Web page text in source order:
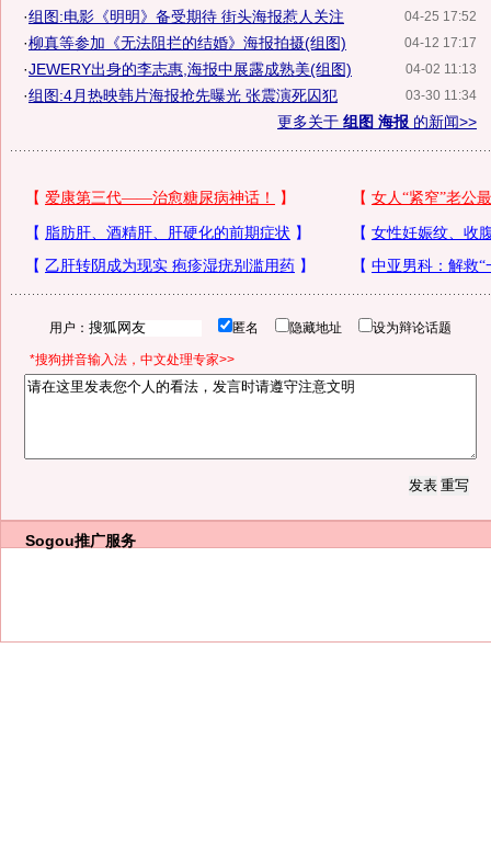
04-25 17:52
·组图:电影《明明》备受期待 街头海报惹人关注
04-12 17:17
·柳真等参加《无法阻拦的结婚》海报拍摄(组图)
04-02 11:13
·JEWERY出身的李志惠,海报中展露成熟美(组图)
03-30 11:34
·组图:4月热映韩片海报抢先曝光 张震演死囚犯
更多关于 组图 海报 的新闻>>
用户： 匿名 隐藏地址 设为辩论话题
*搜狗拼音输入法，中文处理专家>>
Sogou推广服务